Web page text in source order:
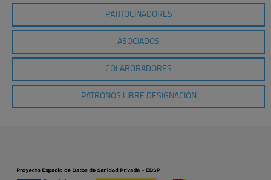
PATROCINADORES
ASOCIADOS
COLABORADORES
PATRONOS LIBRE DESIGNACIÓN